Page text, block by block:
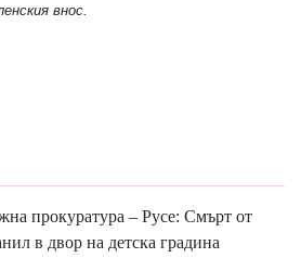
внос.
прокуратура – Русе: Смърт от
в двор на детска градина